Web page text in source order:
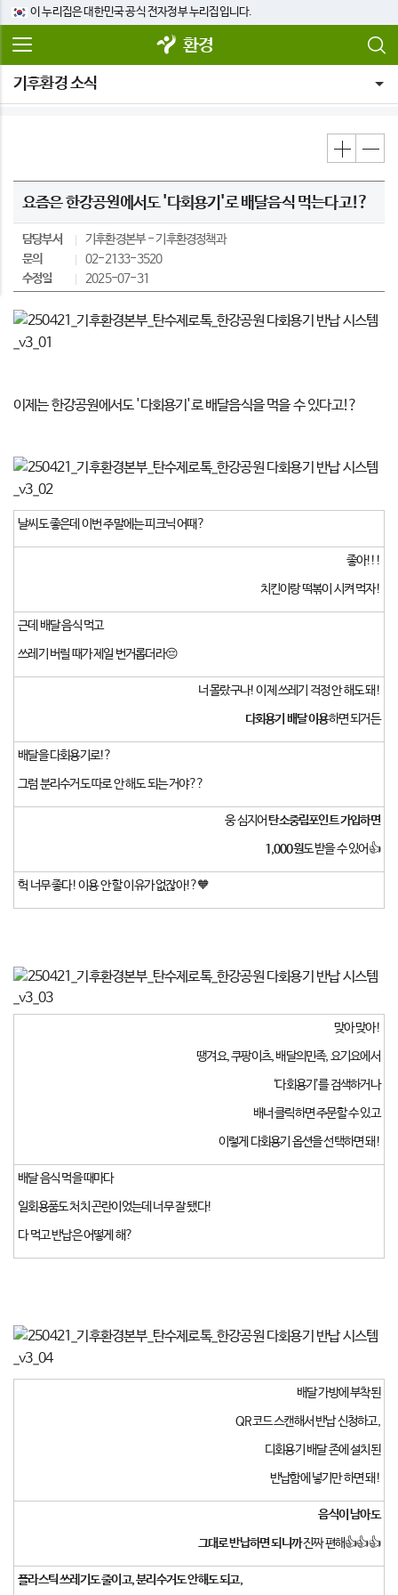
이 누리집은 대한민국 공식 전자정부 누리집입니다.
환경
기후환경 소식
요즘은 한강공원에서도 '다회용기'로 배달음식 먹는다고!?
담당부서 기후환경본부
기후환경정책과
문의
02-2133-3520
수정일
2025-07-31
이제는 한강공원에서도 '다회용기'로 배달음식을 먹을 수 있다고!?
날씨도 좋은데 이번 주말에는 피크닉 어때?
좋아!!!
치킨이랑 떡볶이 시켜 먹자!
근데 배달 음식 먹고
쓰레기 버릴 때가 제일 번거롭더라😔
너 몰랐구나! 이제 쓰레기 걱정 안 해도 돼!
다회용기 배달 이용하면 되거든
배달을 다회용기로!?
그럼 분리수거도 따로 안 해도 되는 거야??
웅 심지어탄소중립포인트 가입하면
1,000원도 받을 수 있어👍
헉 너무 좋다! 이용 안 할 이유가 없잖아!?🧡
맞아 맞아!
땡겨요, 쿠팡이츠, 배달의민족, 요기요에서
‘다회용기’를 검색하거나
배너 클릭하면 주문할 수 있고
이렇게 다회용기 옵션을 선택하면 돼!
배달 음식 먹을 때마다
일회용품도 처치 곤란이었는데 너무 잘 됐다!
다 먹고 반납은 어떻게 해?
배달 가방에 부착된
QR코드 스캔해서 반납 신청하고,
디회용기 배달 존에 설치된
반납함에 넣기만 하면 돼!
음식이 남아도
그대로 반납하면 되니까진짜 편해👍👍👍
플라스틱 쓰레기도 줄이고, 분리수거도 안해도 되고,